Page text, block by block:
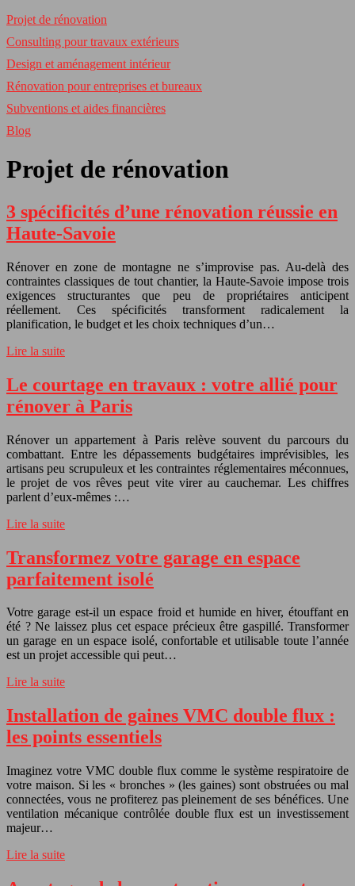
Projet de rénovation
Consulting pour travaux extérieurs
Design et aménagement intérieur
Rénovation pour entreprises et bureaux
Subventions et aides financières
Blog
Projet de rénovation
3 spécificités d’une rénovation réussie en
Haute-Savoie
Rénover en zone de montagne ne s’improvise pas. Au-delà des
contraintes classiques de tout chantier, la Haute-Savoie impose trois
exigences structurantes que peu de propriétaires anticipent
réellement. Ces spécificités transforment radicalement la
planification, le budget et les choix techniques d’un…
Lire la suite
Le courtage en travaux : votre allié pour
rénover à Paris
Rénover un appartement à Paris relève souvent du parcours du
combattant. Entre les dépassements budgétaires imprévisibles, les
artisans peu scrupuleux et les contraintes réglementaires méconnues,
le projet de vos rêves peut vite virer au cauchemar. Les chiffres
parlent d’eux-mêmes :…
Lire la suite
Transformez votre garage en espace
parfaitement isolé
Votre garage est-il un espace froid et humide en hiver, étouffant en
été ? Ne laissez plus cet espace précieux être gaspillé. Transformer
un garage en un espace isolé, confortable et utilisable toute l’année
est un projet accessible qui peut…
Lire la suite
Installation de gaines VMC double flux :
les points essentiels
Imaginez votre VMC double flux comme le système respiratoire de
votre maison. Si les « bronches » (les gaines) sont obstruées ou mal
connectées, vous ne profiterez pas pleinement de ses bénéfices. Une
ventilation mécanique contrôlée double flux est un investissement
majeur…
Lire la suite